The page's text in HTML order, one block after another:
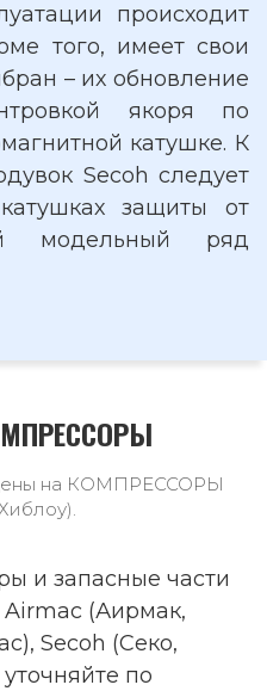
происходит
того, имеет свои
– их обновление
якоря по
катушке. К
Secoh следует
защиты от
модельный ряд
на КОМПРЕССОРЫ
и запасные части
Airmac (Аирмак,
Secoh (Секо,
по